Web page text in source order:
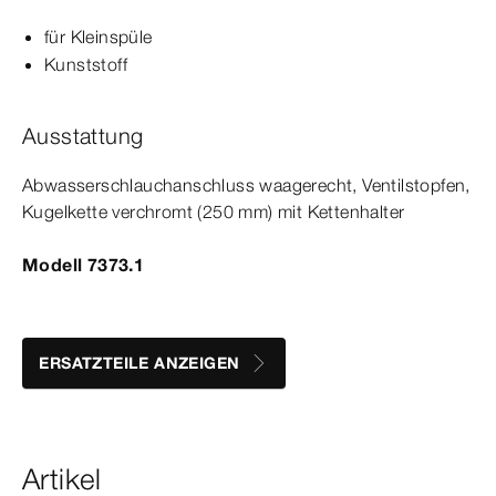
für Kleinspüle
Kunststoff
Ausstattung
Abwasserschlauchanschluss waagerecht, Ventilstopfen,
Kugelkette verchromt(250 mm) mit Kettenhalter
Modell 7373.1
ERSATZTEILE ANZEIGEN
Artikel